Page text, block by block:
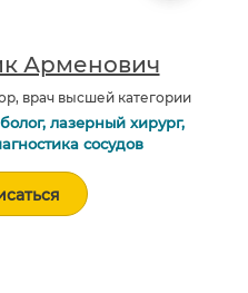
Арменович
врач высшей категории
лазерный хирург,
сосудов